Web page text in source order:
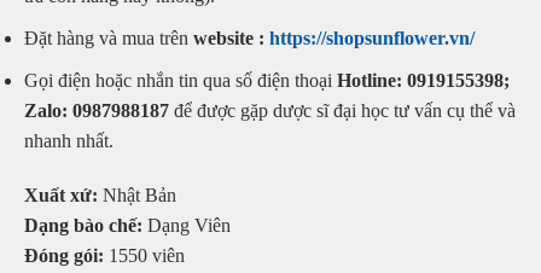
Đặt hàng và mua trên website : https://shopsunflower.vn/
Gọi điện hoặc nhắn tin qua số điện thoại Hotline: 0919155398;
Zalo: 0987988187 để được gặp dược sĩ đại học tư vấn cụ thể và
nhanh nhất.
Xuất xứ: Nhật Bản
Dạng bào chế: Dạng Viên
Đóng gói: 1550 viên